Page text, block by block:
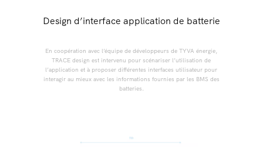
Design d’interface application de batterie
En coopération avec l’équipe de développeurs de TYVA énergie,
TRACE design est intervenu pour scénariser l’utilisation de
l’application et à proposer différentes interfaces utilisateur pour
interagir au mieux avec les informations fournies par les BMS des
batteries.